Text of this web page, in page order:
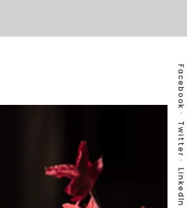
Facebook
Twitter
LinkedIn